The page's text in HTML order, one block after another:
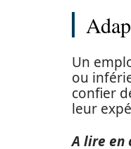
Un
ou
confier
leur
A lire en